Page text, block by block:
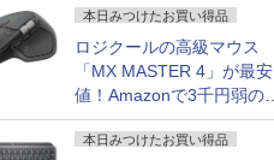
本日みつけたお買い得品
ロジクールの高級マウス
「MX MASTER 4」が最安
値！Amazonで3千円弱の割
引
本日みつけたお買い得品